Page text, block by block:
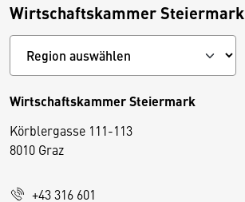
Wirtschaftskammer Steiermark
Wirtschaftskammer Steiermark
Körblergasse 111-113
8010 Graz
+43 316 601
D
i